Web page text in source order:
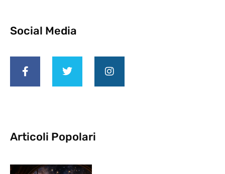
Social Media
Articoli Popolari